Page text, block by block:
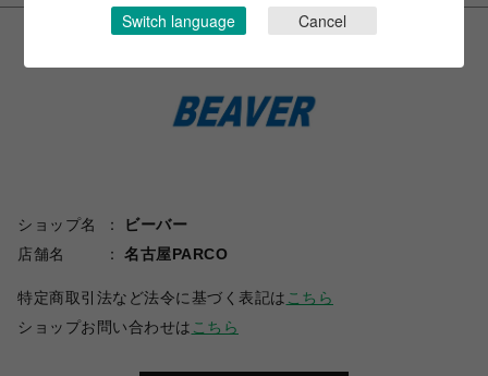
ショップ名
ビーバー
店舗名
名古屋PARCO
特定商取引法など法令に基づく表記は こちら
ショップお問い合わせは こちら
Switch language Cancel